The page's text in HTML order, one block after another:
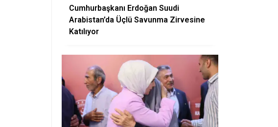
Cumhurbaşkanı Erdoğan Suudi
Arabistan’da Üçlü Savunma Zirvesine
Katılıyor